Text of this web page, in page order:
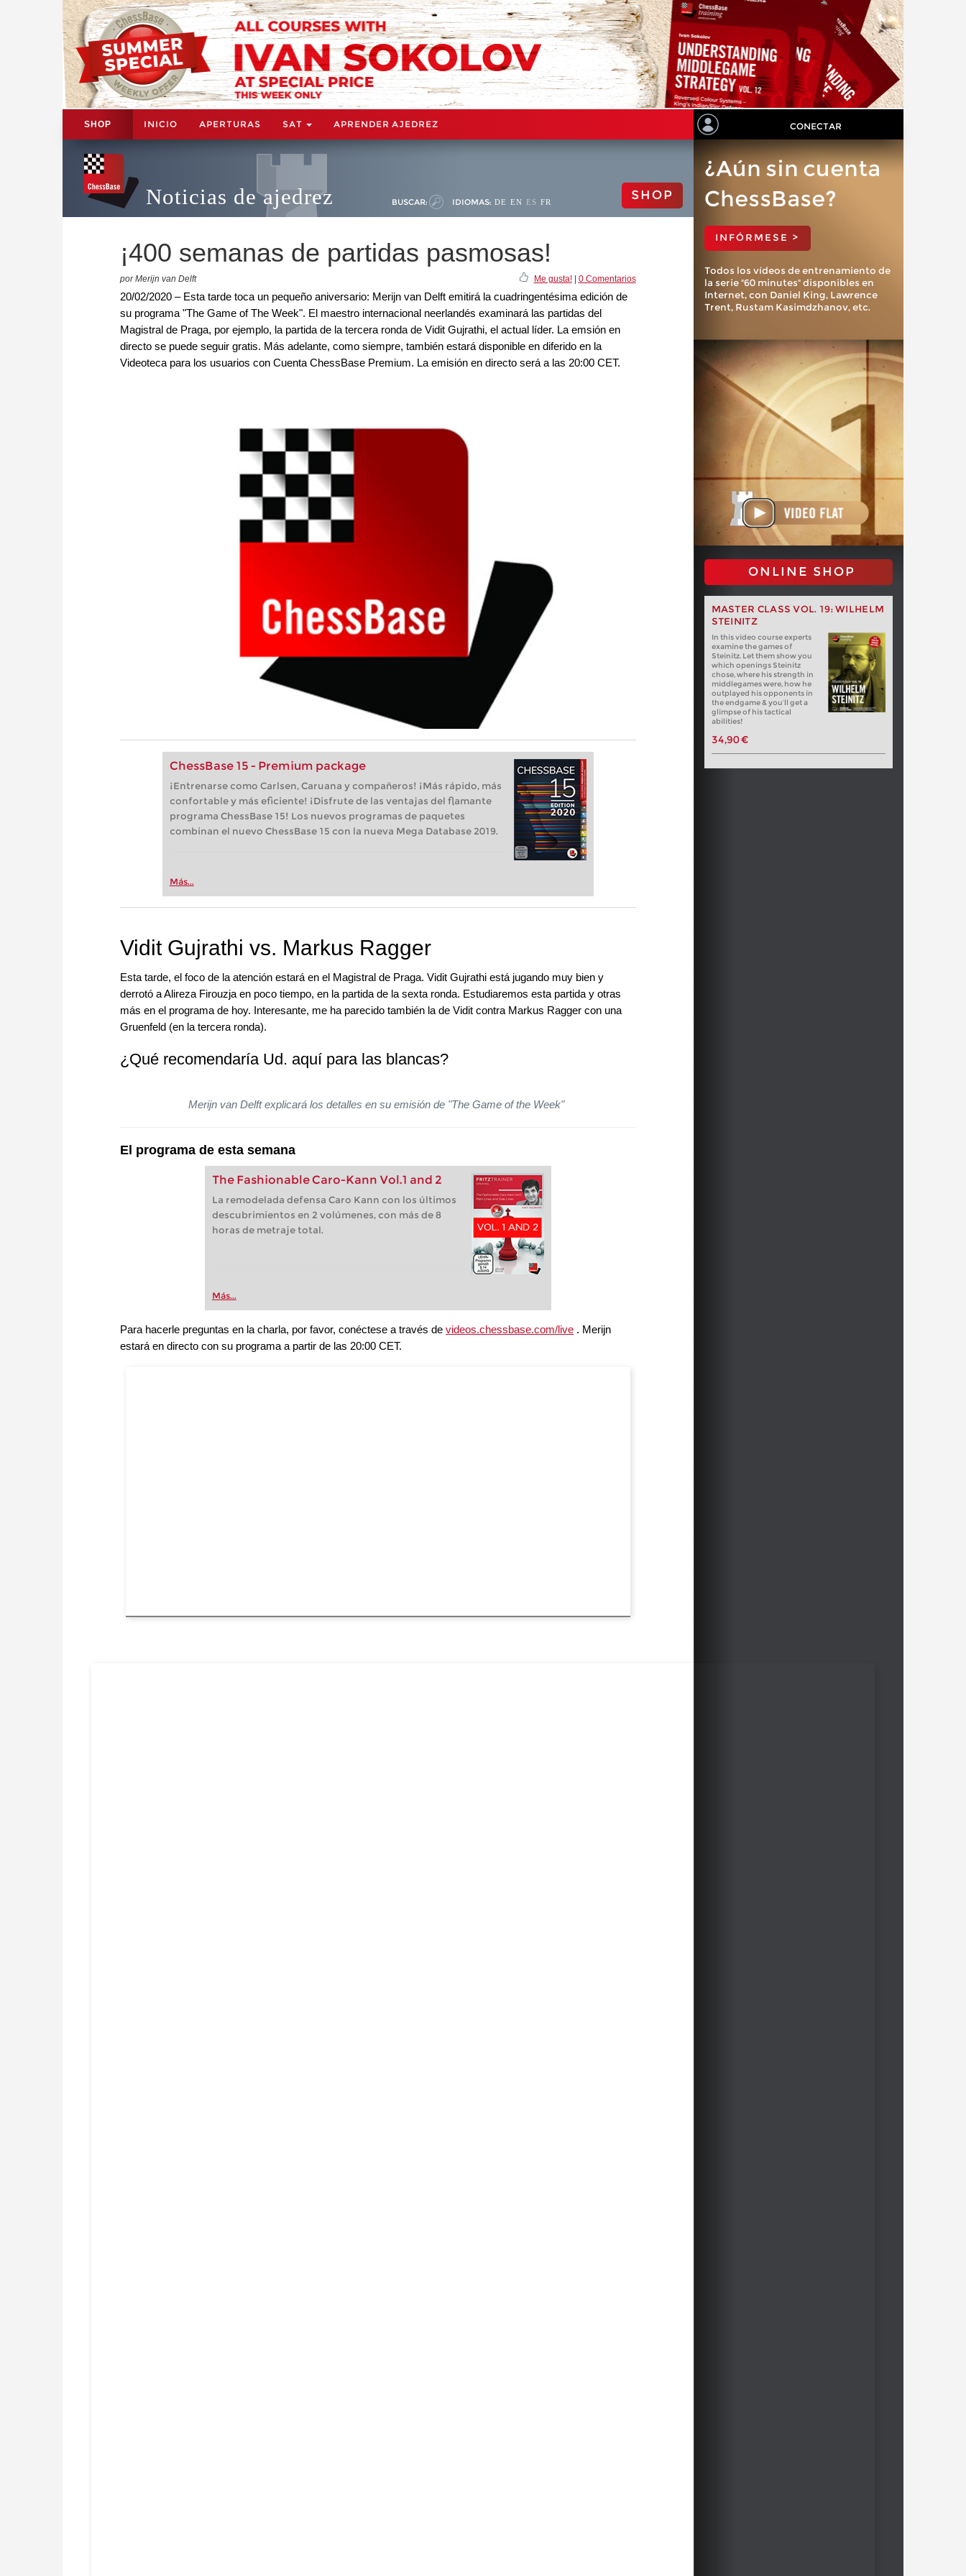
SHOP INICIO APERTURAS SAT APRENDER AJEDREZ CONECTAR
Noticias de ajedrez BUSCAR: IDIOMAS: DE EN ES FR SHOP
¡400 semanas de partidas pasmosas!
por Merijn van Delft Me gusta!| 0 Comentarios
20/02/2020 – Esta tarde toca un pequeño aniversario: Merijn van Delft emitirá la cuadringentésima edición de
su programa "The Game of The Week". El maestro internacional neerlandés examinará las partidas del
Magistral de Praga, por ejemplo, la partida de la tercera ronda de Vidit Gujrathi, el actual líder. La emsión en
directo se puede seguir gratis. Más adelante, como siempre, también estará disponible en diferido en la
Videoteca para los usuarios con Cuenta ChessBase Premium. La emisión en directo será a las 20:00 CET.
ChessBase 15 - Premium package
¡Entrenarse como Carlsen, Caruana y compañeros! ¡Más rápido, más
confortable y más eficiente! ¡Disfrute de las ventajas del flamante
programa ChessBase 15! Los nuevos programas de paquetes
combinan el nuevo ChessBase 15 con la nueva Mega Database 2019.
Más...
¿Aún sin cuenta
ChessBase?
INFÓRMESE >
Todos los vídeos de entrenamiento de
la serie "60 minutes" disponibles en
Internet, con Daniel King, Lawrence
Trent, Rustam Kasimdzhanov, etc.
ONLINE SHOP
MASTER CLASS VOL. 19: WILHELM
STEINITZ
In this video course experts
examine the games of
Steinitz. Let them show you
which openings Steinitz
chose, where his strength in
middlegames were, how he
outplayed his opponents in
the endgame & you’ll get a
glimpse of his tactical
abilities!
34,90 €
Vidit Gujrathi vs. Markus Ragger
Esta tarde, el foco de la atención estará en el Magistral de Praga. Vidit Gujrathi está jugando muy bien y
derrotó a Alireza Firouzja en poco tiempo, en la partida de la sexta ronda. Estudiaremos esta partida y otras
más en el programa de hoy. Interesante, me ha parecido también la de Vidit contra Markus Ragger con una
Gruenfeld (en la tercera ronda).
¿Qué recomendaría Ud. aquí para las blancas?
Merijn van Delft explicará los detalles en su emisión de "The Game of the Week"
El programa de esta semana
The Fashionable Caro-Kann Vol.1 and 2
La remodelada defensa Caro Kann con los últimos
descubrimientos en 2 volúmenes, con más de 8
horas de metraje total.
Más...
Para hacerle preguntas en la charla, por favor, conéctese a través de videos.chessbase.com/live . Merijn
estará en directo con su programa a partir de las 20:00 CET.